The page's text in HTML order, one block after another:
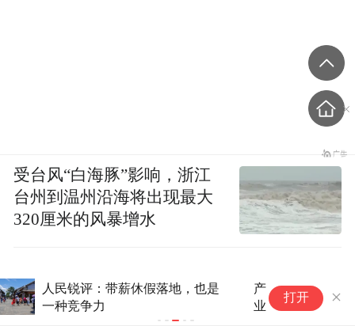
产业发展开新局|新华社经济随笔：从工
业曲线看产业发展新风景
打开
受台风“白海豚”影响，浙江
台州到温州沿海将出现最大
320厘米的风暴增水